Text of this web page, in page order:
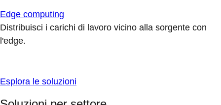
Edge computing
Distribuisci i carichi di lavoro vicino alla sorgente con
l'edge.
Esplora le soluzioni